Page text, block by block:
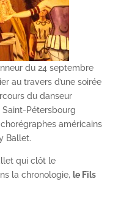
du 24 septembre
au travers d’une soirée
du danseur
Saint-Pétersbourg
américains
Ballet.
qui clôt le
la chronologie, le Fils